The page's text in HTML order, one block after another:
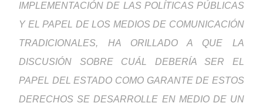
IMPLEMENTACIÓN DE LAS POLÍTICAS PÚBLICAS
Y EL PAPEL DE LOS MEDIOS DE COMUNICACIÓN
TRADICIONALES, HA ORILLADO A QUE LA
DISCUSIÓN SOBRE CUÁL DEBERÍA SER EL
PAPEL DEL ESTADO COMO GARANTE DE ESTOS
DERECHOS SE DESARROLLE EN MEDIO DE UN